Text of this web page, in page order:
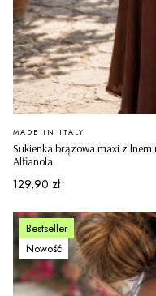
Sukienka brązowa maxi z
Alfianola
PRODUCENT
MADE IN ITALY
Cena
129,90 zł
Bestseller
Nowość